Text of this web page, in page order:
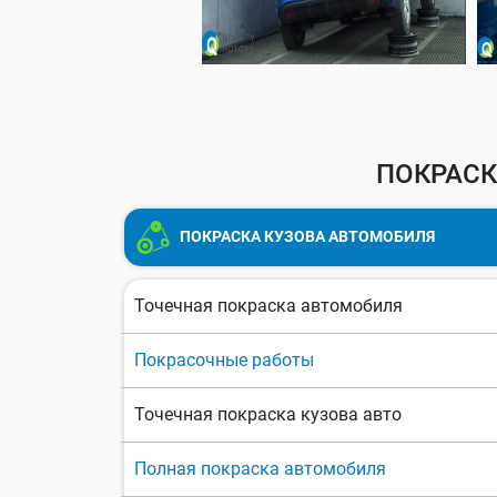
ПОКРАСКА КУЗОВА АВТОМОБИЛЯ
Точечная покраска автомобиля
Покрасочные работы
Точечная покраска кузова авто
Полная покраска автомобиля